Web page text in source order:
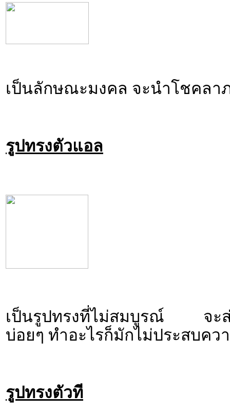
เป็นลักษณะมงคล จะนำโชคลา
รูปทรงตัวแอล
เป็นรูปทรงที่ไม่สมบูรณ์ จะส่
บ่อยๆ ทำอะไรก็มักไม่ประสบคว
รูปทรงตัวที